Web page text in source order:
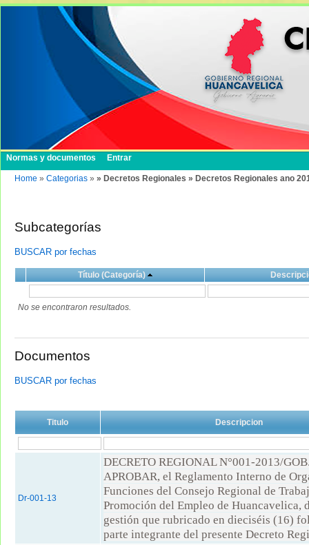
Normas y documentos Entrar
Home » Categorias » » Decretos Regionales » Decretos Regionales ano
Subcategorías
BUSCAR por fechas
Título (Categoría)
No se encontraron resultados.
Documentos
BUSCAR por fechas
Titulo Descripcion
Dr-001-13
DECRETO REGIONAL N°001-2013/
APROBAR, el Reglamento Interno de
Funciones del Consejo Regional de
Promoción del Empleo de Huancavelica,
gestión que rubricado en dieciséis (16)
parte integrante del presente Decreto